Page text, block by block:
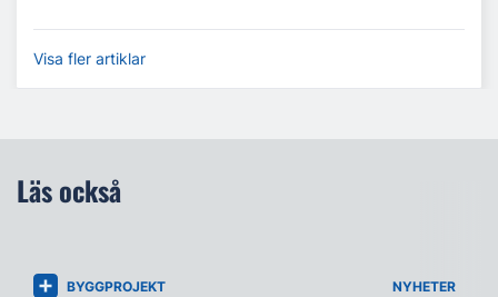
Visa fler artiklar
Läs också
BYGGPROJEKT NYHETER